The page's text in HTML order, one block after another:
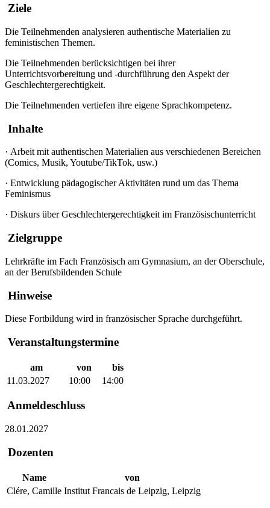
Ziele
Die Teilnehmenden analysieren authentische Materialien zu
feministischen Themen.
Die Teilnehmenden berücksichtigen bei ihrer
Unterrichtsvorbereitung und -durchführung den Aspekt der
Geschlechtergerechtigkeit.
Die Teilnehmenden vertiefen ihre eigene Sprachkompetenz.
Inhalte
· Arbeit mit authentischen Materialien aus verschiedenen Bereichen
(Comics, Musik, Youtube/TikTok, usw.)
· Entwicklung pädagogischer Aktivitäten rund um das Thema
Feminismus
· Diskurs über Geschlechtergerechtigkeit im Französischunterricht
Zielgruppe
Lehrkräfte im Fach Französisch am Gymnasium, an der Oberschule,
an der Berufsbildenden Schule
Hinweise
Diese Fortbildung wird in französischer Sprache durchgeführt.
Veranstaltungstermine
am von
bis
11.03.2027
10:00 14:00
Anmeldeschluss
28.01.2027
Dozenten
Name
von
Clére, Camille Institut Francais de Leipzig, Leipzig